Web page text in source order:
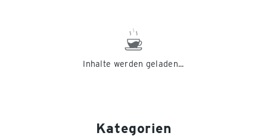
Inhalte werden geladen...
Kategorien